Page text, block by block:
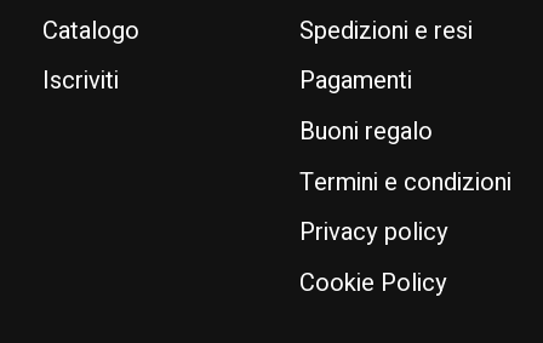
Catalogo
Iscriviti
Spedizioni e resi
Pagamenti
Buoni regalo
Termini e condizioni
Privacy policy
Cookie Policy